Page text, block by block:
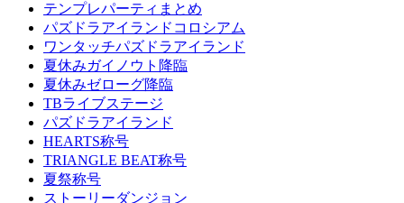
テンプレパーティまとめ
パズドラアイランドコロシアム
ワンタッチパズドラアイランド
夏休みガイノウト降臨
夏休みゼローグ降臨
TBライブステージ
パズドラアイランド
HEARTS称号
TRIANGLE BEAT称号
夏祭称号
ストーリーダンジョン